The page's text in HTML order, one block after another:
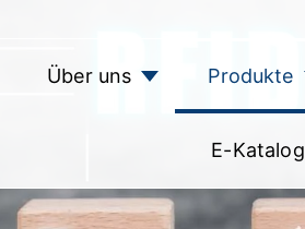
Über uns Produkte
E-Katalog